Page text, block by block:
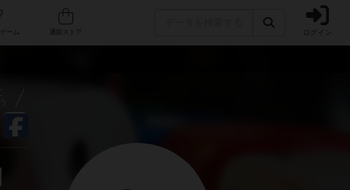
人気ボードゲーム ログイン